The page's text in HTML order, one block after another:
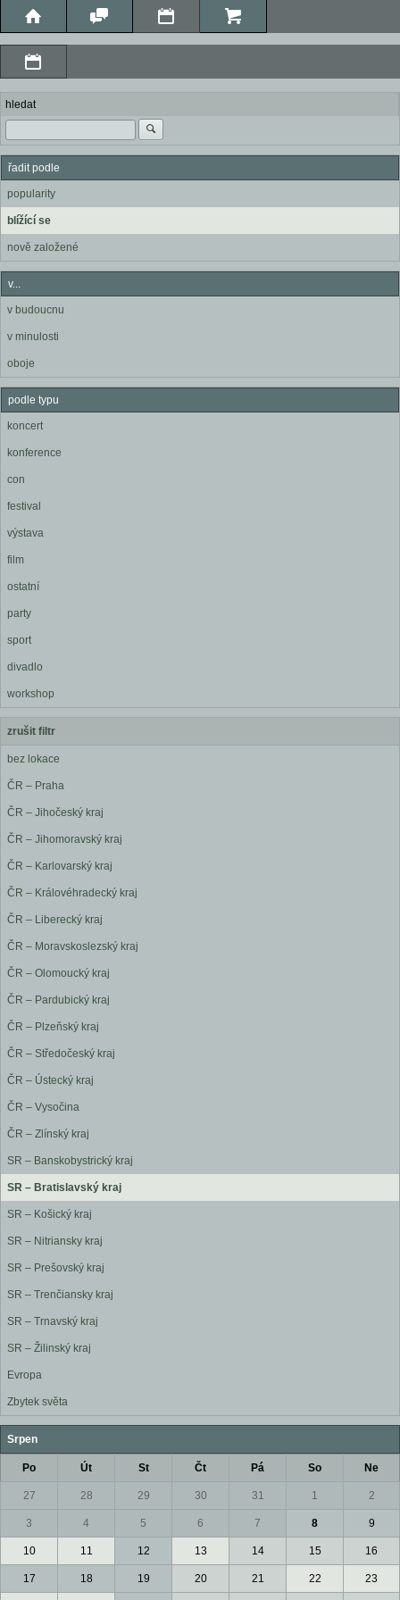
hledat
řadit podle
popularity
blížící se
nově založené
v...
v budoucnu
v minulosti
oboje
podle typu
koncert
konference
con
festival
výstava
film
ostatní
party
sport
divadlo
workshop
zrušit filtr
bez lokace
ČR – Praha
ČR – Jihočeský kraj
ČR – Jihomoravský kraj
ČR – Karlovarský kraj
ČR – Královéhradecký kraj
ČR – Liberecký kraj
ČR – Moravskoslezský kraj
ČR – Olomoucký kraj
ČR – Pardubický kraj
ČR – Plzeňský kraj
ČR – Středočeský kraj
ČR – Ústecký kraj
ČR – Vysočina
ČR – Zlínský kraj
SR – Banskobystrický kraj
SR – Bratislavský kraj
SR – Košický kraj
SR – Nitriansky kraj
SR – Prešovský kraj
SR – Trenčiansky kraj
SR – Trnavský kraj
SR – Žilinský kraj
Evropa
Zbytek světa
Srpen
Po Út St Čt Pá So Ne
27 28 29 30 31 1 2
3 4 5 6 7 8 9
10 11 12 13 14 15 16
17 18 19 20 21 22 23